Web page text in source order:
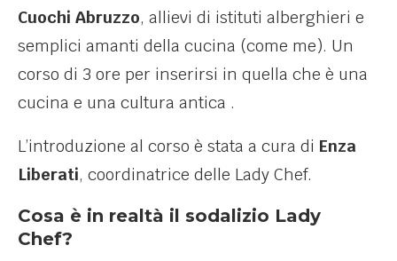
Cuochi Abruzzo, allievi di istituti alberghieri e
semplici amanti della cucina (come me). Un
corso di 3 ore per inserirsi in quella che è una
cucina e una cultura antica .
L’introduzione al corso è stata a cura di Enza
Liberati, coordinatrice delle Lady Chef.
Cosa è in realtà il sodalizio Lady
Chef?